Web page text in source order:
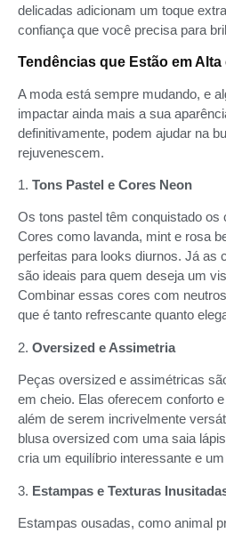
delicadas adicionam um toque
confiança que você precisa para
Tendências que Estão em
A moda está sempre mudando, e
impactar ainda mais a sua
definitivamente, podem ajudar na
rejuvenescem.
1. Tons Pastel e Cores Neon
Os tons pastel têm conquistado os
Cores como lavanda, mint e rosa
perfeitas para looks diurnos. Já as
são ideais para quem deseja um
Combinar essas cores com
que é tanto refrescante quanto
2. Oversized e Assimetria
Peças oversized e assimétricas
em cheio. Elas oferecem conforto
além de serem incrivelmente
blusa oversized com uma saia
cria um equilíbrio interessante e
3. Estampas e Texturas
Estampas ousadas, como animal